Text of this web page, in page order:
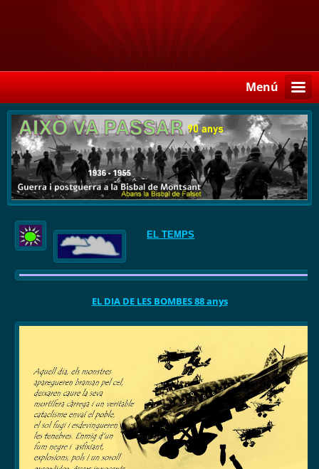
Menú
EL TEMPS
EL DIA DE LES BOMBES 88 anys